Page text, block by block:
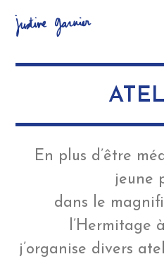
En plus d’être
jeune
dans le
l’Hermitage
j’organise divers